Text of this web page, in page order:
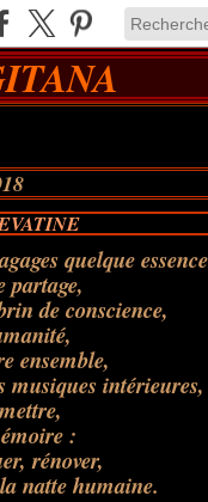
quelque
partage,
de conscience,
ensemble,
musiques intérieures,
:
rénover,
natte humaine.